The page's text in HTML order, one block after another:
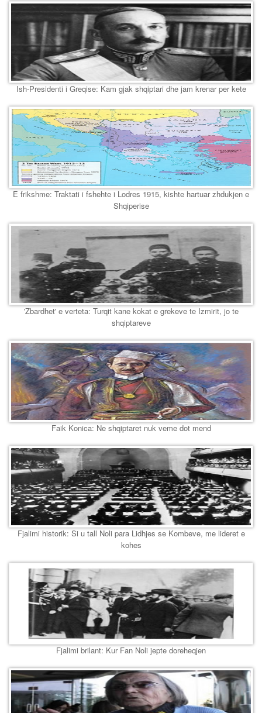
Ish-Presidenti i Greqise: Kam gjak shqiptari dhe jam krenar per kete
E frikshme: Traktati i fshehte i Lodres 1915, kishte hartuar zhdukjen e
Shqiperise
'Zbardhet' e verteta: Turqit kane kokat e grekeve te Izmirit, jo te
shqiptareve
Faik Konica: Ne shqiptaret nuk veme dot mend
Fjalimi historik: Si u tall Noli para Lidhjes se Kombeve, me lideret e
kohes
Fjalimi brilant: Kur Fan Noli jepte doreheqjen